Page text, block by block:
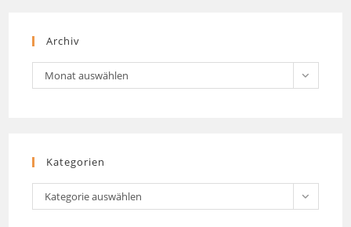
Archiv
Archiv
Monat auswählen
Kategorien
Kategorien
Kategorie auswählen